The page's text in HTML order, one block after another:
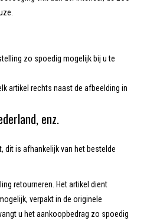
zo spoedig mogelijk bij u te
artikel rechts naast de afbeelding in
enz.
dit is afhankelijk van het bestelde
retourneren. Het artikel dient
verpakt in de originele
u het aankoopbedrag zo spoedig